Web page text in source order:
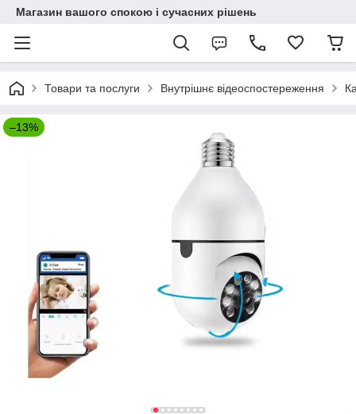
Магазин вашого спокою і сучасних рішень
Товари та послуги Внутрішнє відеоспостереження
–13%